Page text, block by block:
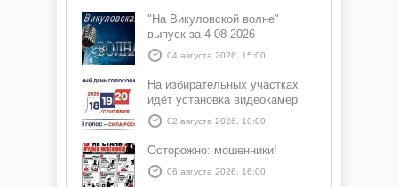
"На Викуловской волне"
выпуск за 4 08 2026
04 августа 2026, 15:00
На избирательных участках
идёт установка видеокамер
02 августа 2026, 10:00
Осторожно: мошенники!
06 августа 2026, 16:00